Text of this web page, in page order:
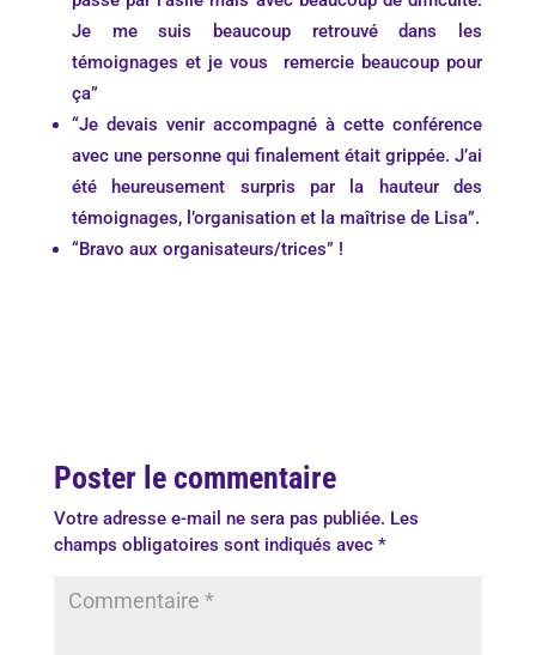
Je me suis beaucoup retrouvé dans les
témoignages et je vous remercie beaucoup pour
ça”
“Je devais venir accompagné à cette conférence
avec une personne qui finalement était grippée. J’ai
été heureusement surpris par la hauteur des
témoignages, l’organisation et la maîtrise de Lisa”.
“Bravo aux organisateurs/trices” !
Poster le commentaire
Votre adresse e-mail ne sera pas publiée. Les
champs obligatoires sont indiqués avec *